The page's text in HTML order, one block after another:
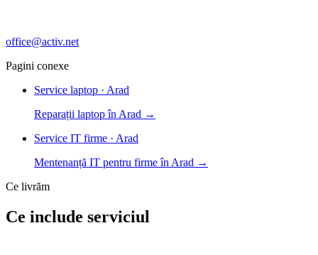
office@activ.net
Pagini conexe
Service laptop · Arad
Reparații laptop în Arad →
Service IT firme · Arad
Mentenanță IT pentru firme în Arad →
Ce livrăm
Ce include serviciul